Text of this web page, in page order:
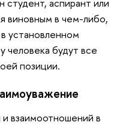
виновным в чем-либо,
установленном
человека будут все
позиции.
взаимоотношений в